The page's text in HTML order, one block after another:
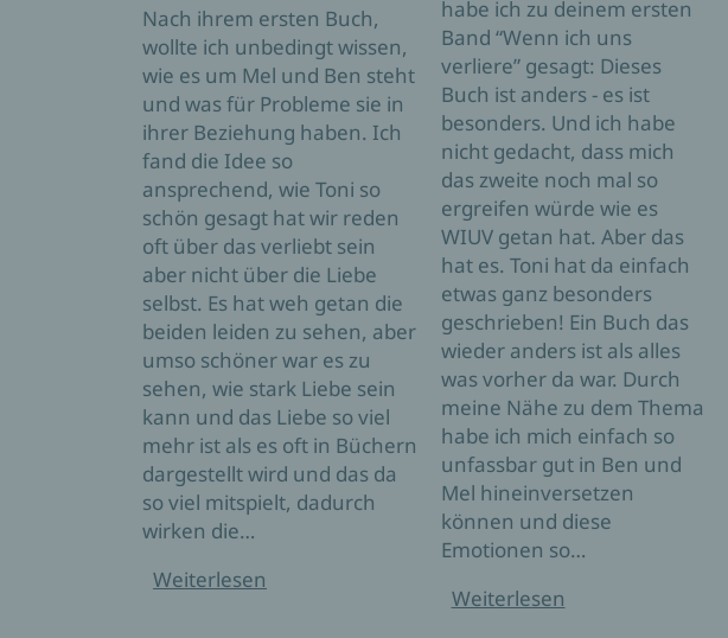
Nach ihrem ersten Buch,
wollte ich unbedingt wissen,
wie es um Mel und Ben steht
und was für Probleme sie in
ihrer Beziehung haben. Ich
fand die Idee so
ansprechend, wie Toni so
schön gesagt hat wir reden
oft über das verliebt sein
aber nicht über die Liebe
selbst. Es hat weh getan die
beiden leiden zu sehen, aber
umso schöner war es zu
sehen, wie stark Liebe sein
kann und das Liebe so viel
mehr ist als es oft in Büchern
dargestellt wird und das da
so viel mitspielt, dadurch
wirken die…
Weiterlesen
habe ich zu deinem ersten
Band “Wenn ich uns
verliere” gesagt: Dieses
Buch ist anders - es ist
besonders. Und ich habe
nicht gedacht, dass mich
das zweite noch mal so
ergreifen würde wie es
WIUV getan hat. Aber das
hat es. Toni hat da einfach
etwas ganz besonders
geschrieben! Ein Buch das
wieder anders ist als alles
was vorher da war. Durch
meine Nähe zu dem Thema
habe ich mich einfach so
unfassbar gut in Ben und
Mel hineinversetzen
können und diese
Emotionen so…
Weiterlesen